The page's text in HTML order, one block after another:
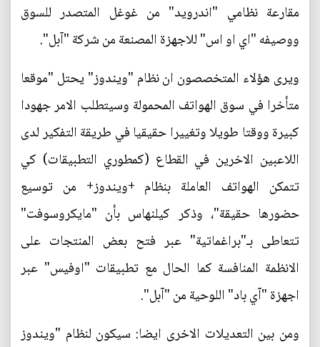
مقارعة نظامي "اندرويد" من غوغل المتصدر للسوق
ووصيفه "اي او اس" للاجهزة المصنعة من شركة "آبل".
ويرى هؤلاء المتخصصون ان نظام "ويندوز" يحتل "موقعا
متأخرا في سوق الهواتف المحمولة وسيتطلب الامر جهودا
كبيرة ووقتا طويلا وتغييرا حقيقيا في طريقة التفكير لدى
اللاعبين الاخرين في القطاع (كمطوري التطبيقات) كي
تتمكن الهواتف العاملة بنظام +ويندوز+ من توسيع
حضورها حقيقة"، وذكر كيلنهاس بأن "مايكروسوفت"
تتعاطى بـ"براغماتية" عبر فتح بعض المنتجات على
الانظمة المنافسة كما الحال مع تطبيقات "اوفيس" عبر
اجهزة "آي باد" اللوحية من "آبل".
ومن بين التعديلات الاخرى ايضا: سيكون لنظام "ويندوز